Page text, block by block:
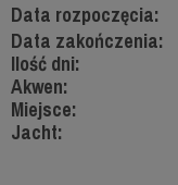
Data rozpoczęcia:
Data zakończenia:
Ilość dni:
Akwen:
Miejsce:
Jacht: